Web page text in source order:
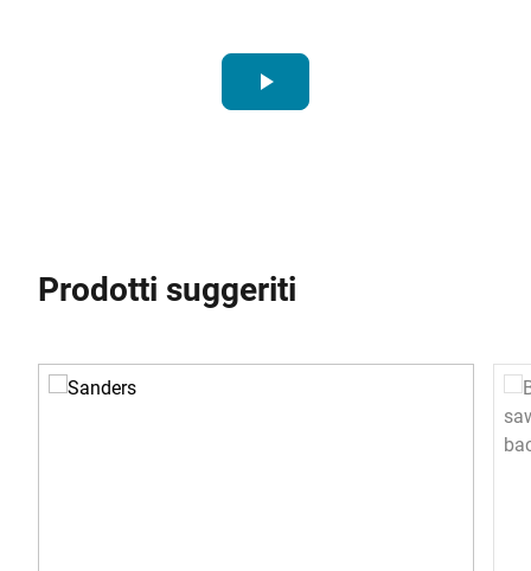
play_arrow
Prodotti suggeriti